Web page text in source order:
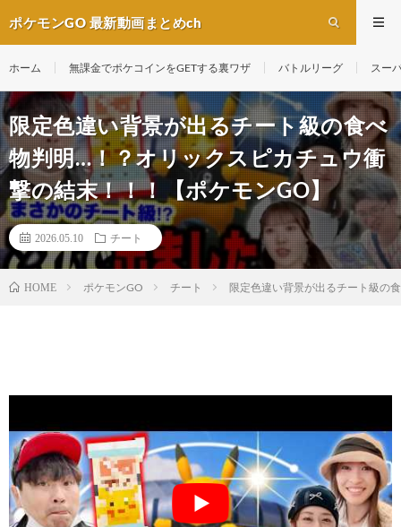
ポケモンGO 最新動画まとめch
ホーム 無課金でポケコインをGETする裏ワザ バトルリーグ スー
限定色違い背景が出るチート級の食べ
物判明…！？オリックスピカチュウ衝
撃の結末！！！【ポケモンGO】
2026.05.10 チート
HOME ポケモンGO チート 限定色違い背景が出るチート級の